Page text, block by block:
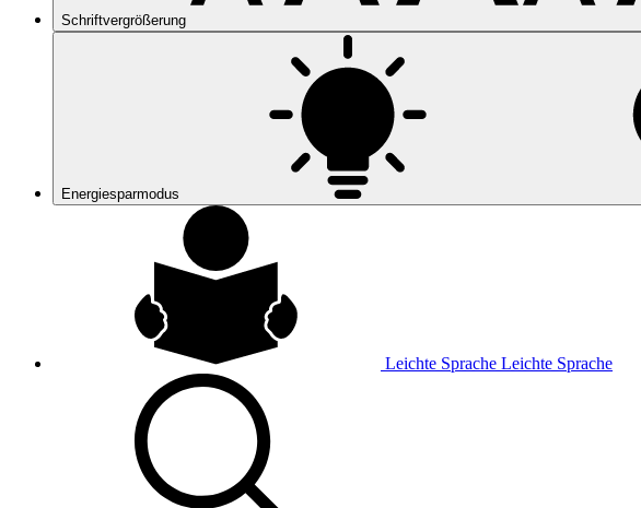
Schriftvergrößerung
Energiesparmodus
Leichte Sprache Leichte Sprache